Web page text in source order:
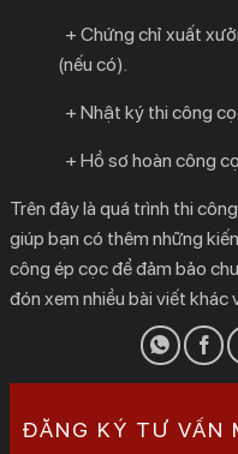
+ Chứng chỉ xuất
(nếu có).
+ Nhật ký thi công
+ Hồ sơ hoàn công
Trên đây là quá trình thi
giúp bạn có thêm những
công ép cọc để đảm bảo
đón xem nhiều bài viết khác
ĐĂNG KÝ TƯ VẤN